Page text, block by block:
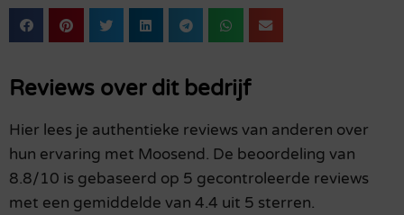
Reviews over dit bedrijf
Hier lees je authentieke reviews van anderen over
hun ervaring met Moosend. De beoordeling van
8.8/10 is gebaseerd op 5 gecontroleerde reviews
met een gemiddelde van 4.4 uit 5 sterren.